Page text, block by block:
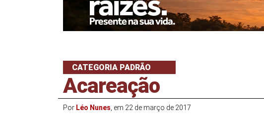
CATEGORIA PADRÃO
Acareação
Por Léo Nunes , em 22 de março de 2017